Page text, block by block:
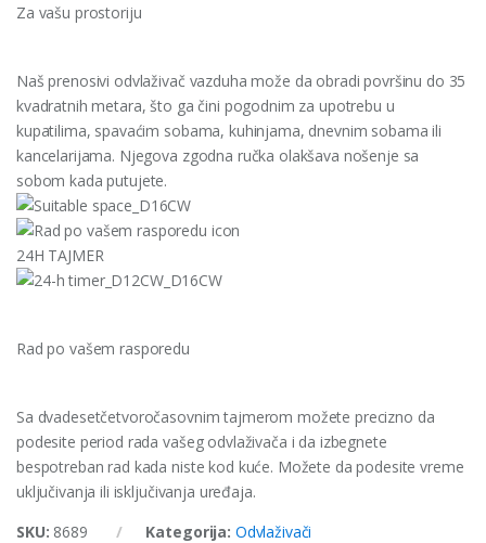
Za vašu prostoriju
Naš prenosivi odvlaživač vazduha može da obradi površinu do 35
kvadratnih metara, što ga čini pogodnim za upotrebu u
kupatilima, spavaćim sobama, kuhinjama, dnevnim sobama ili
kancelarijama. Njegova zgodna ručka olakšava nošenje sa
sobom kada putujete.
24H TAJMER
Rad po vašem rasporedu
Sa dvadesetčetvoročasovnim tajmerom možete precizno da
podesite period rada vašeg odvlaživača i da izbegnete
bespotreban rad kada niste kod kuće. Možete da podesite vreme
uključivanja ili isključivanja uređaja.
SKU: 8689 Kategorija: Odvlaživači